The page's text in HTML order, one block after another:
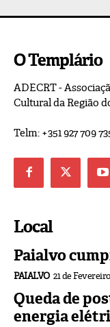
O Templário
ADECRT -
Cultural da Região
Telm: +351 927 709
Local
Paialvo
PAIALVO 21 de
Queda de
energia